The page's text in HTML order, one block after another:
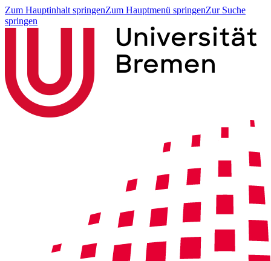
Zum Hauptinhalt springenZum Hauptmenü springenZur Suche
springen